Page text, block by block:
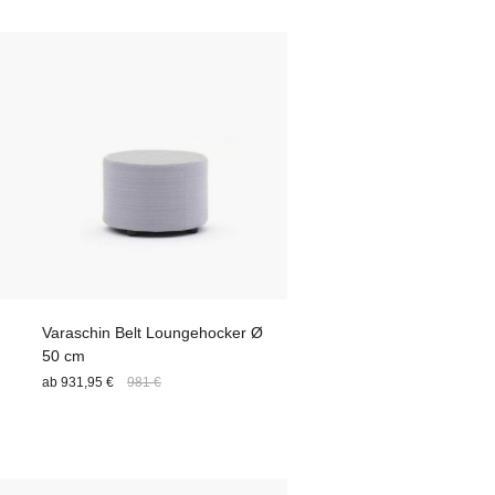
Varaschin Belt Loungehocker Ø
50 cm
ab 931,95 € 981 €